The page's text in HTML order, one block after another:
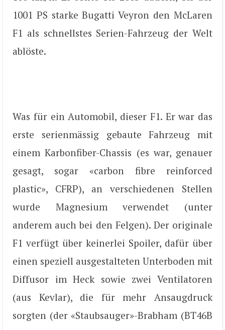
1001 PS starke Bugatti Veyron den McLaren
F1 als schnellstes Serien-Fahrzeug der Welt
ablöste.
Was für ein Automobil, dieser F1. Er war das
erste serienmässig gebaute Fahrzeug mit
einem Karbonfiber-Chassis (es war, genauer
gesagt, sogar «carbon fibre reinforced
plastic», CFRP), an verschiedenen Stellen
wurde Magnesium verwendet (unter
anderem auch bei den Felgen). Der originale
F1 verfügt über keinerlei Spoiler, dafür über
einen speziell ausgestalteten Unterboden mit
Diffusor im Heck sowie zwei Ventilatoren
(aus Kevlar), die für mehr Ansaugdruck
sorgten (der «Staubsauger»-Brabham (BT46B